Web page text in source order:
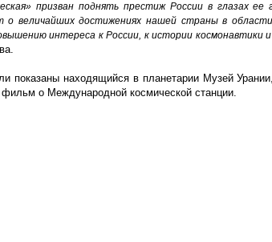
призван поднять престиж России в глазах
о величайших достижениях нашей страны в
интереса к России, к истории космонавтики
показаны находящийся в планетарии Музей
о Международной космической станции.